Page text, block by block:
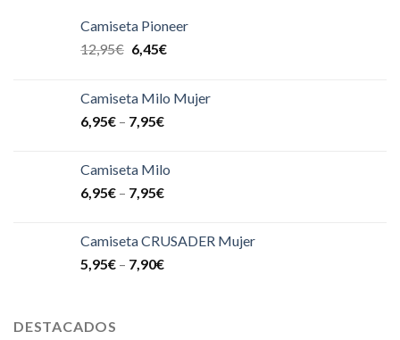
Camiseta Pioneer
12,95€ 6,45€
Camiseta Milo Mujer
6,95€ – 7,95€
Camiseta Milo
6,95€ – 7,95€
Camiseta CRUSADER Mujer
5,95€ – 7,90€
DESTACADOS